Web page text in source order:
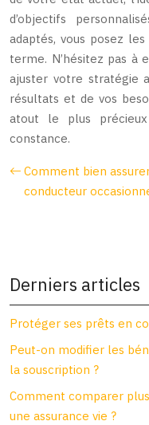
d’objectifs
adaptés, vous posez
terme. N’hésitez pas
ajuster votre stratégie
résultats et de vos
atout le plus
constance.
Comment bien
conducteur
Derniers articles
Protéger ses prêts en
Peut-on modifier les
la souscription ?
Comment comparer
une assurance vie ?